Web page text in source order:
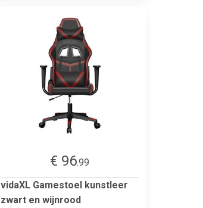
€ 96.99
vidaXL Gamestoel kunstleer
zwart en wijnrood